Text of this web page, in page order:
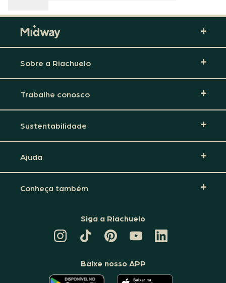
Sobre a Riachuelo
Trabalhe conosco
Sustentabilidade
Ajuda
Conheça também
Siga a Riachuelo
TIKTOK
DA
PINTEREST
DA
CANAL
DA
RIACHUELO
LINKEDIN
DA
Baixe nosso APP
O O